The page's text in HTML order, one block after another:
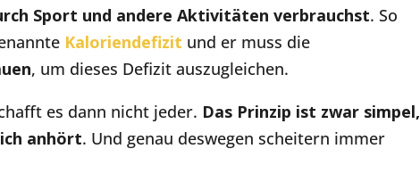
Sport und andere Aktivitäten verbrauchst. So
Kaloriendefizit und er muss die
, um dieses Defizit auszugleichen.
es dann nicht jeder. Das Prinzip ist zwar simpel,
anhört. Und genau deswegen scheitern immer